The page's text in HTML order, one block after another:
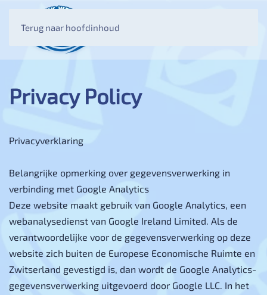
Terug naar hoofdinhoud
Privacy Policy
Privacyverklaring
Belangrijke opmerking over gegevensverwerking in
verbinding met Google Analytics
Deze website maakt gebruik van Google Analytics, een
webanalysedienst van Google Ireland Limited. Als de
verantwoordelijke voor de gegevensverwerking op deze
website zich buiten de Europese Economische Ruimte en
Zwitserland gevestigd is, dan wordt de Google Analytics-
gegevensverwerking uitgevoerd door Google LLC. In het